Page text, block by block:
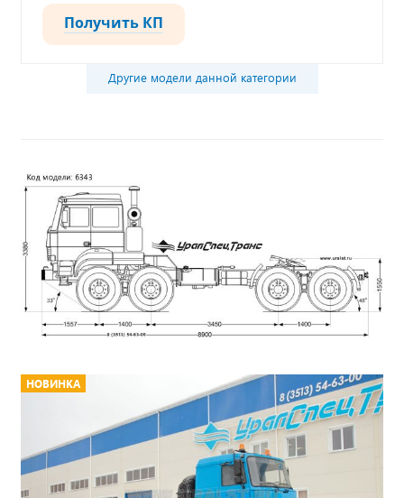
Получить КП
Другие модели данной категории
НОВИНКА